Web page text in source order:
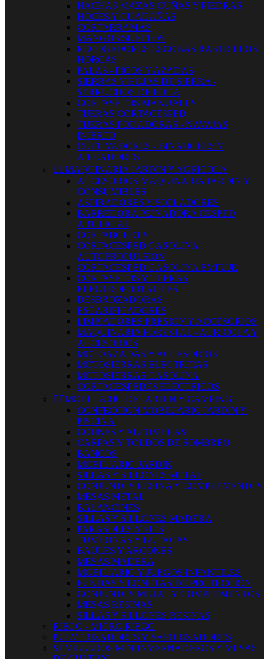
HACHAS MAZAS CUÑAS Y PIEDRAS
HOCES Y GUADAÑAS
CORTARRAMAS
MANGOS SUELTOS
RECOGEDORES ESCOBAS RASTRILLOS
HORCAS
PALAS - PICOS Y AZADAS
SIERRAS Y HOJAS DE SIERRA -
SERRUCHOS DE PODA
CORTASETOS MANUALES
TIJERAS CORTACESPED
TIJERAS PODADORAS - NAVAJAS
INJERTO
CULTIVADORES - BINADORES Y
AIREADORES
 MAQUINARIA JARDIN Y AGRICOLA
ACCESORIOS MAQUINARIA JARDIN Y
CONSUMIBLES
ASPIRADORES Y SOPLADORES
BARREDORA PEINADORA CESPED
ARTIFICIAL
CORTABORDES
CORTACESPED GASOLINA
AUTOPROPULSION
CORTACESPED GASOLINA EMPUJE
CORTASETOS Y TIJERAS
ELECTROPORTATILES
DESBROZADORAS
ESCARIFICADORES
LIMPIADORES PRESION Y ACCESORIOS
MAQUINARIA FORESTAL - AGRICOLA Y
ACCESORIOS
MOTOAZADAS Y ACCESORIOS
MOTOSIERRAS ELECTRICAS
MOTOSIERRAS GASOLINA
CORTACESPEDES ELECTRICOS
 MOBILIARIO DE JARDIN Y CAMPING
CONFECCION MOBILIARIO JARDÍN Y
PISCINA
COJINES Y ALFOMBRAS
CARPAS Y TOLDOS DE SOMBREO
BANCOS
MOBILIARIO JARDIN
SILLAS Y SILLONES METAL
CONJUNTOS RESINA Y COMPLEMENTOS
MESAS METAL
BALANCINES
SILLAS Y SILLONES MADERA
PARASOLES Y PIES
TUMBONAS Y BUTACAS
BAULES Y ARCONES
MESAS MADERA
MOBILIARIO Y JUEGOS INFANTILES
FUNDAS Y LONETAS DE PROTECCIÓN
CONJUNTOS METAL Y COMPLEMENTOS
MESAS RESINAS
SILLAS Y SILLONES RESINAS
RIEGO - MICRO RIEGO
PULVERIZADORES Y VAPORIZADORES
SEMILLEROS MINIINVERNADEROS Y MESAS